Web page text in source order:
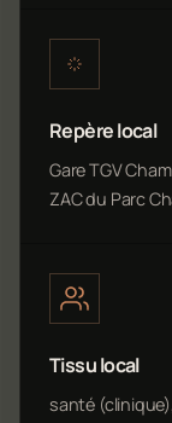
Repère local
Gare TGV
ZAC du Parc
Tissu local
santé